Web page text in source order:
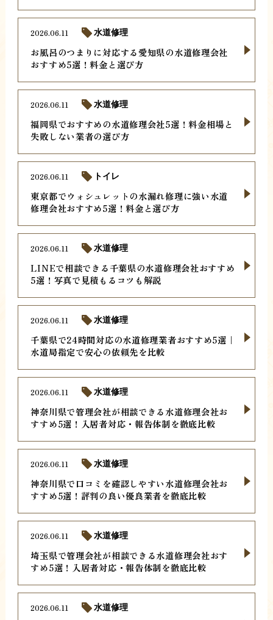
お風呂のつまりに対応する愛知県の水道修理会社
おすすめ5選！料金と選び方
2026.06.11 水道修理
福岡県でおすすめの水道修理会社5選！料金相場と
失敗しない業者の選び方
2026.06.11 水道修理
東京都でウォシュレットの水漏れ修理に強い水道
修理会社おすすめ5選！料金と選び方
2026.06.11 トイレ
LINEで相談できる千葉県の水道修理会社おすすめ
5選！写真で見積もるコツも解説
2026.06.11 水道修理
千葉県で24時間対応の水道修理業者おすすめ5選｜
水道局指定で安心の依頼先を比較
2026.06.11 水道修理
神奈川県で管理会社が相談できる水道修理会社お
すすめ5選！入居者対応・報告体制を徹底比較
2026.06.11 水道修理
神奈川県で口コミを確認しやすい水道修理会社お
すすめ5選！評判の良い優良業者を徹底比較
2026.06.11 水道修理
埼玉県で管理会社が相談できる水道修理会社おす
すめ5選！入居者対応・報告体制を徹底比較
2026.06.11 水道修理
2026.06.11 水道修理